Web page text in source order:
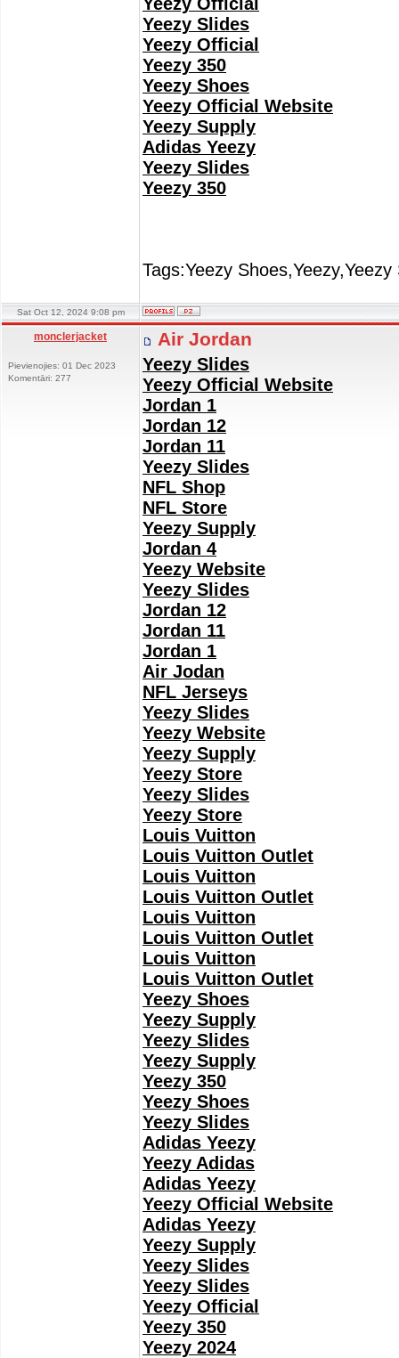
Yeezy Slides
Yeezy Official
Yeezy 350
Yeezy Shoes
Yeezy Official Website
Yeezy Supply
Adidas Yeezy
Yeezy Slides
Yeezy 350
Tags:Yeezy
Sat Oct 12, 2024 9:08 pm
monclerjacket
Pievienojies: 01 Dec 2023
Komentāri: 277
Air Jordan
Yeezy Slides
Yeezy Official Website
Jordan 1
Jordan 12
Jordan 11
Yeezy Slides
NFL Shop
NFL Store
Yeezy Supply
Jordan 4
Yeezy Website
Yeezy Slides
Jordan 12
Jordan 11
Jordan 1
Air Jodan
NFL Jerseys
Yeezy Slides
Yeezy Website
Yeezy Supply
Yeezy Store
Yeezy Slides
Yeezy Store
Louis Vuitton
Louis Vuitton Outlet
Louis Vuitton
Louis Vuitton Outlet
Louis Vuitton
Louis Vuitton Outlet
Louis Vuitton
Louis Vuitton Outlet
Yeezy Shoes
Yeezy Supply
Yeezy Slides
Yeezy Supply
Yeezy 350
Yeezy Shoes
Yeezy Slides
Adidas Yeezy
Yeezy Adidas
Adidas Yeezy
Yeezy Official Website
Adidas Yeezy
Yeezy Supply
Yeezy Slides
Yeezy Slides
Yeezy Official
Yeezy 350
Yeezy 2024